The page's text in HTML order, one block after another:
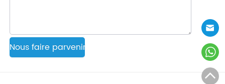
Nous faire parvenir